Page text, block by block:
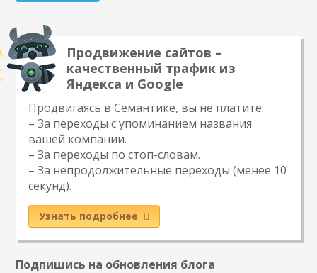
Продвижение сайтов –
качественный трафик из
Яндекса и Google
Продвигаясь в Семантике, вы не платите:
– За переходы с упоминанием названия
вашей компании.
– За переходы по стоп-словам.
– За непродолжительные переходы (менее 10
секунд).
Узнать подробнее
Подпишись на обновления блога